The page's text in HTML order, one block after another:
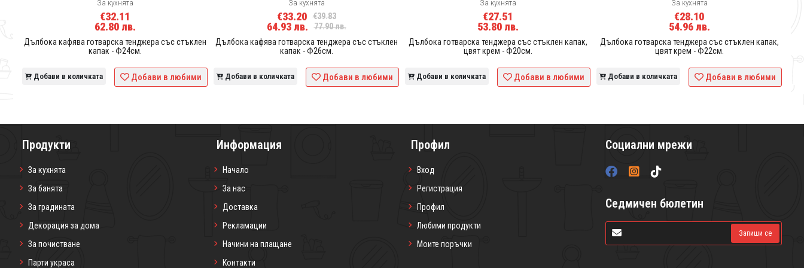
За кухнята
€32.11
62.80 лв.
Дълбока кафява готварска тенджера със стъклен
капак - Ф24см.
Добави в количката Добави в любими
За кухнята
€33.20 €39.83
64.93 лв.
77.90 лв.
Дълбока кафява готварска тенджера със стъклен
капак - Ф26см.
Добави в количката Добави в любими
За кухнята
€27.51
53.80 лв.
Дълбока готварска тенджера със стъклен капак,
цвят крем - Ф20см.
Добави в количката Добави в любими
За кухнята
€28.10
54.96 лв.
Дълбока готварска тенджера със стъклен капак,
цвят крем - Ф22см.
Добави в количката Добави в любими
Продукти
За кухнята
За банята
За градината
Декорация за дома
За почистване
Парти украса
Информация
Начало
За нас
Доставка
Рекламации
Начини на плащане
Контакти
Профил
Вход
Регистрация
Профил
Любими продукти
Моите поръчки
Социални мрежи
Седмичен бюлетин
Запиши се